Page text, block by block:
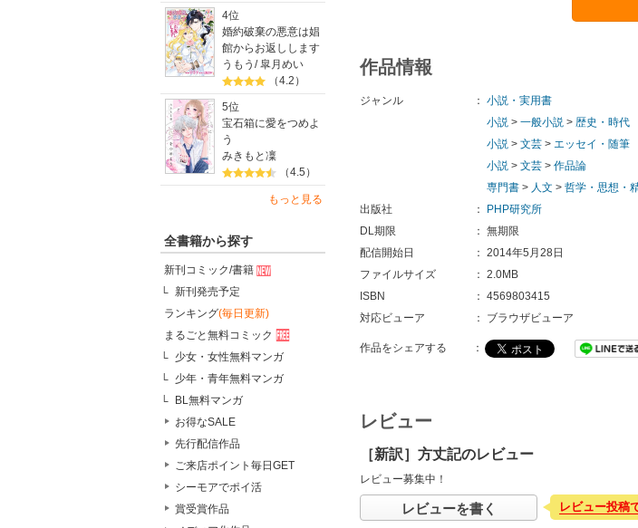
4位
婚約破棄の悪意は娼
館からお返しします
うもう /皐月めい
（4.2）
5位
宝石箱に愛をつめよ
う
みきもと凜
（4.5）
もっと見る
全書籍から探す
新刊コミック/書籍
新刊発売予定
ランキング(毎日更新)
まるごと無料コミック
少女・女性無料マンガ
少年・青年無料マンガ
BL無料マンガ
お得なSALE
先行配信作品
ご来店ポイント毎日GET
シーモアでポイ活
賞受賞作品
作品情報
ジャンル ： 小説・実用書
小説 > 一般小説 > 歴史・時代
小説 > 文芸 > エッセイ・随筆
小説 > 文芸 > 作品論
専門書 > 人文 > 哲学・思想・
出版社
：
PHP研究所
DL期限
： 無期限
配信開始日
： 2014年5月28日
ファイルサイズ
： 2.0MB
ISBN
： 4569803415
対応ビューア
： ブラウザビューア
作品をシェアする ：
レビュー
［新訳］方丈記のレビュー
レビュー募集中！
レビューを書く レビュー投稿